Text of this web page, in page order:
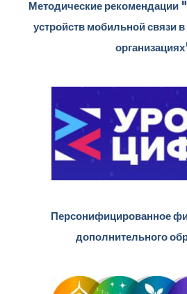
Методические рекомендации
устройств мобильной связи
Персонифицированное
дополнительного